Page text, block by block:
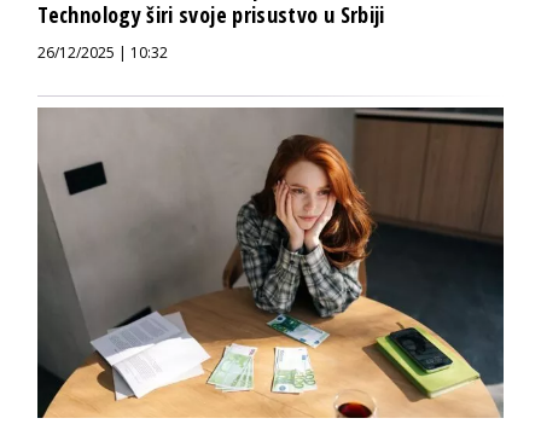
Technology širi svoje prisustvo u Srbiji
26/12/2025 | 10:32